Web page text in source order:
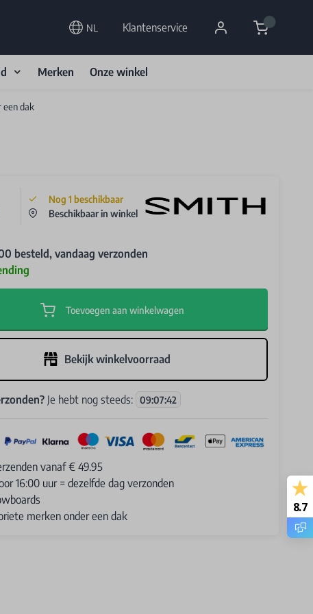
NL Klantenservice Cart
Merken Onze winkel
een dak
Nog 1 beschikbaar
Beschikbaar in winkel
besteld, vandaag verzonden
Toevoegen aan winkelwagen
Bekijk winkelvoorraad
Je hebt nog steeds: 09:07:40
vanaf € 49.95
16:00 uur = dezelfde dag verzonden
merken onder een dak
8.7